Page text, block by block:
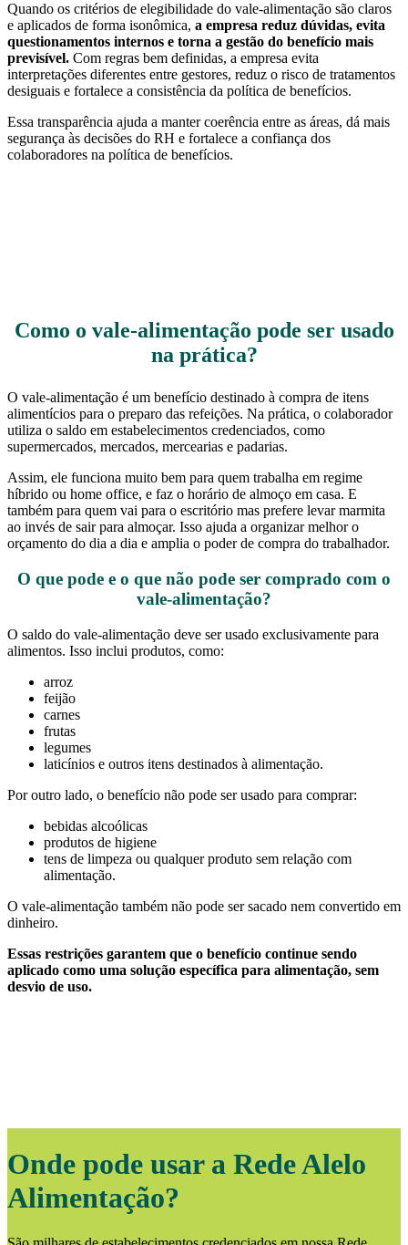
Quando os critérios de elegibilidade do vale-alimentação são claros
e aplicados de forma isonômica, a empresa reduz dúvidas, evita
questionamentos internos e torna a gestão do benefício mais
previsível. Com regras bem definidas, a empresa evita
interpretações diferentes entre gestores, reduz o risco de tratamentos
desiguais e fortalece a consistência da política de benefícios.
Essa transparência ajuda a manter coerência entre as áreas, dá mais
segurança às decisões do RH e fortalece a confiança dos
colaboradores na política de benefícios.
Como o vale-alimentação pode ser usado
na prática?
O vale-alimentação é um benefício destinado à compra de itens
alimentícios para o preparo das refeições. Na prática, o colaborador
utiliza o saldo em estabelecimentos credenciados, como
supermercados, mercados, mercearias e padarias.
Assim, ele funciona muito bem para quem trabalha em regime
híbrido ou home office, e faz o horário de almoço em casa. E
também para quem vai para o escritório mas prefere levar marmita
ao invés de sair para almoçar. Isso ajuda a organizar melhor o
orçamento do dia a dia e amplia o poder de compra do trabalhador.
O que pode e o que não pode ser comprado com o
vale-alimentação?
O saldo do vale-alimentação deve ser usado exclusivamente para
alimentos. Isso inclui produtos, como:
arroz
feijão
carnes
frutas
legumes
laticínios e outros itens destinados à alimentação.
Por outro lado, o benefício não pode ser usado para comprar:
bebidas alcoólicas
produtos de higiene
tens de limpeza ou qualquer produto sem relação com
alimentação.
O vale-alimentação também não pode ser sacado nem convertido em
dinheiro.
Essas restrições garantem que o benefício continue sendo
aplicado como uma solução específica para alimentação, sem
desvio de uso.
Onde pode usar a Rede Alelo
Alimentação?